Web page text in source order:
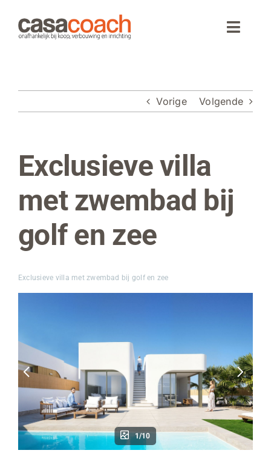
naar
inhoud
Toggle
Wonen in Spanje
Webinar
Over CasaCoach
Vorige Volgende
Bekijk
grotere
Exclusieve villa
met zwembad bij
golf en zee
Exclusieve villa met zwembad bij golf en zee
1/10